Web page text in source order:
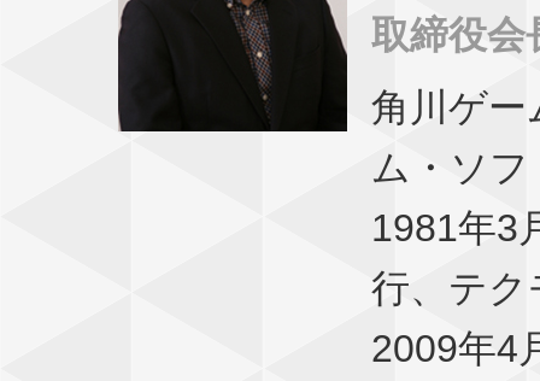
取締役会
角川ゲー
ム・ソフ
1981年3
行、テク
2009年4